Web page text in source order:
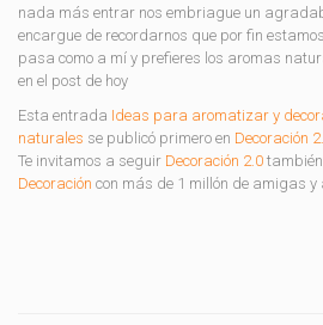
nada más entrar nos embriague un
encargue de recordarnos que por fin
pasa como a mí y prefieres los aromas
en el post de hoy
Esta entrada Ideas para aromatizar y
naturales se publicó primero en Decoración
Te invitamos a seguir Decoración 2.0
Decoración con más de 1 millón de amigas y